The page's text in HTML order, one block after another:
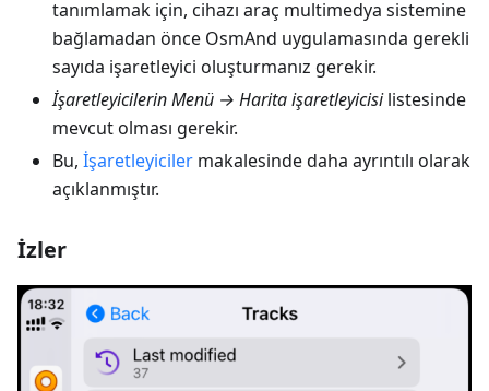
tanımlamak için, cihazı araç multimedya sistemine
bağlamadan önce OsmAnd uygulamasında gerekli
sayıda işaretleyici oluşturmanız gerekir.
İşaretleyicilerinMenü → Harita işaretleyicisilistesinde
mevcut olması gerekir.
Bu, İşaretleyiciler makalesinde daha ayrıntılı olarak
açıklanmıştır.
İzler